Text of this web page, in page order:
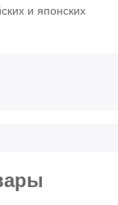
и японских